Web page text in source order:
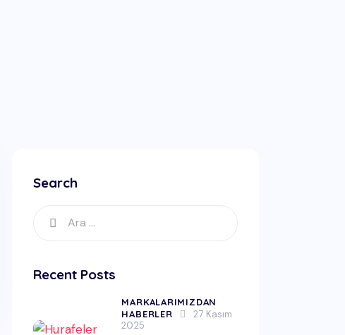
Search
Recent Posts
MARKALARIMIZDAN
HABERLER
27 Kasım
2025